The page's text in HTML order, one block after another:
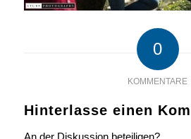
0
KOMMENTARE
Hinterlasse einen
An der Diskussion beteiligen?